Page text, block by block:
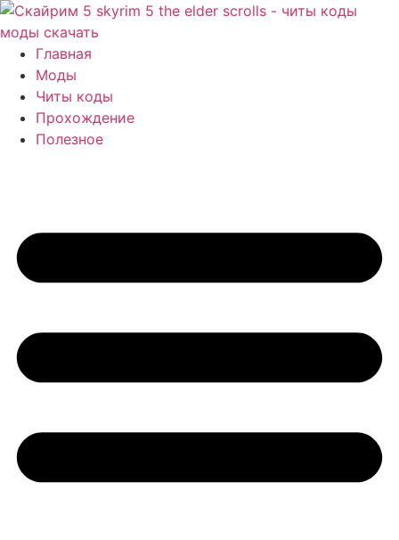
Перейти
к
содержимому
Главная
Моды
Читы коды
Прохождение
Полезное